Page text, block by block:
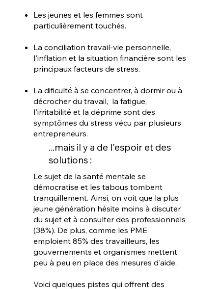
Les jeunes et les femmes sont
particulièrement touchés.
La conciliation travail-vie personnelle,
l'inflation et la situation financière sont les
principaux facteurs de stress.
La dificulté à se concentrer, à dormir ou à
décrocher du travail, la fatigue,
l'irritabilité et la déprime sont des
symptômes du stress vécu par plusieurs
entrepreneurs.
...mais il y a de l'espoir et des
solutions :
​Le sujet de la santé mentale se
démocratise et les tabous tombent
tranquillement. Ainsi, on voit que la plus
jeune génération hésite moins à discuter
du sujet et à consulter des professionnels
(38%). De plus, comme les PME
emploient 85% des travailleurs, les
gouvernements et organismes mettent
peu à peu en place des mesures d'aide.​​
Voici quelques pistes qui offrent des